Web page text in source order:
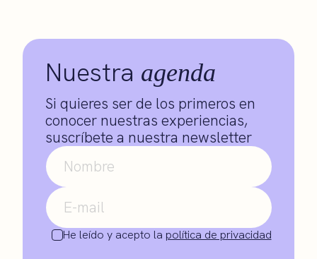
Nuestra agenda
Si quieres ser de los primeros en
conocer nuestras experiencias,
suscríbete a nuestra newsletter
He leído y acepto la política de privacidad